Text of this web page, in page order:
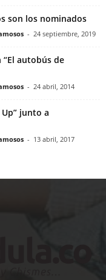
son los nominados
- 24 septiembre, 2019
“El autobús de
- 24 abril, 2014
junto a
- 13 abril, 2017